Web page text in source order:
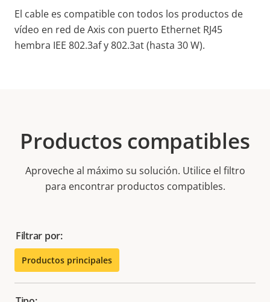
El cable es compatible con todos los productos de
vídeo en red de Axis con puerto Ethernet RJ45
hembra IEE 802.3af y 802.3at (hasta 30 W).
Productos compatibles
Aproveche al máximo su solución. Utilice el filtro
para encontrar productos compatibles.
Filtrar por:
Productos principales